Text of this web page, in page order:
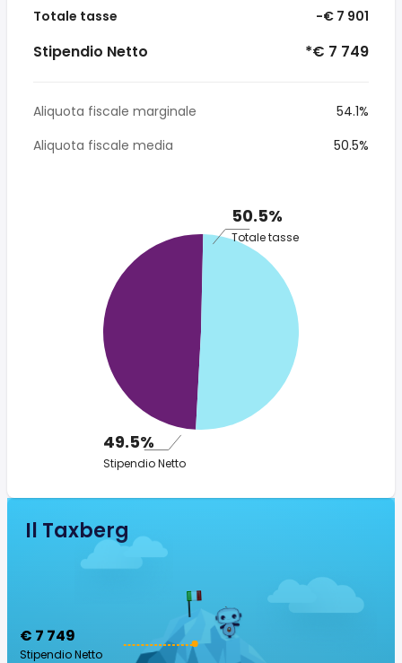
Totale tasse -€ 7 901
Stipendio Netto *€ 7 749
Aliquota fiscale marginale
54.1%
Aliquota fiscale media
50.5%
50.5%
Totale tasse
49.5%
Stipendio Netto
Il Taxberg
€ 7 749
Stipendio Netto